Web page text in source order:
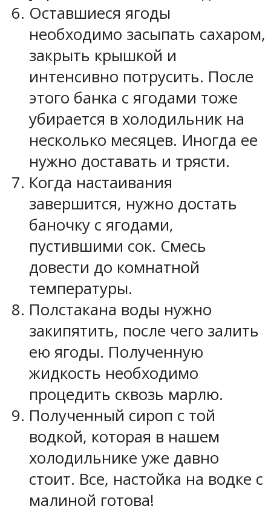
Оставшиеся ягоды
необходимо засыпать сахаром,
закрыть крышкой и
интенсивно потрусить. После
этого банка с ягодами тоже
убирается в холодильник на
несколько месяцев. Иногда ее
нужно доставать и трясти.
Когда настаивания
завершится, нужно достать
баночку с ягодами,
пустившими сок. Смесь
довести до комнатной
температуры.
Полстакана воды нужно
закипятить, после чего залить
ею ягоды. Полученную
жидкость необходимо
процедить сквозь марлю.
Полученный сироп с той
водкой, которая в нашем
холодильнике уже давно
стоит. Все, настойка на водке с
малиной готова!